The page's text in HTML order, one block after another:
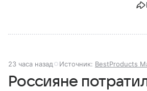
23 часа назад Источник: BestProducts
Россияне